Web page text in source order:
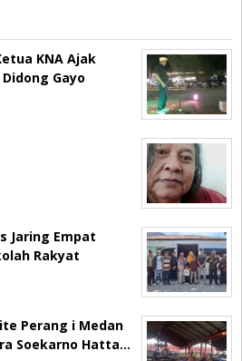
KNA Ajak
Gayo
Jaring Empat
Rakyat
Perang i Medan
Soekarno Hatta…